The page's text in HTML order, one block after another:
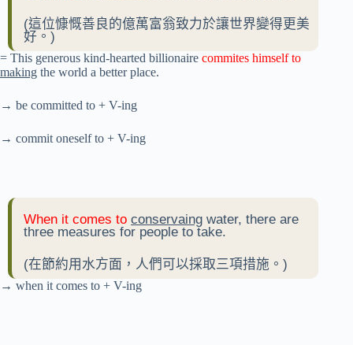
(這位慷慨善良的億萬富翁致力於讓世界變得更美
好。)
= This generous kind-hearted billionaire commites himself to
making the world a better place.
→ be committed to + V-ing
→ commit oneself to + V-ing
When it comes to conservaing water, there are
three measures for people to take.
(在節約用水方面，人們可以採取三項措施。)
→ when it comes to + V-ing